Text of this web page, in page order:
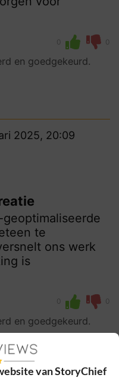
0 0
en goedgekeurd.
2025, 20:09
geoptimaliseerde
te
ons werk
is
0 0
en goedgekeurd.
van StoryChief